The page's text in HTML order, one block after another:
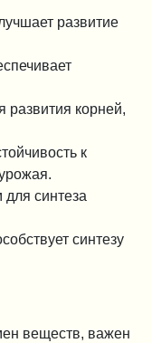
развитие
корней,
к
синтеза
синтезу
веществ, важен